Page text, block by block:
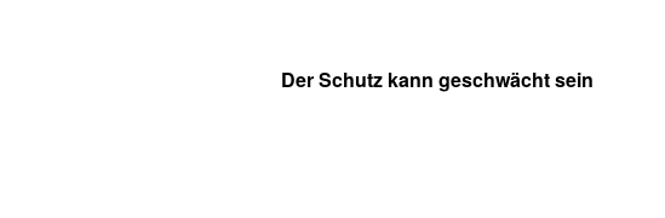
Der Schutz kann geschwächt sein